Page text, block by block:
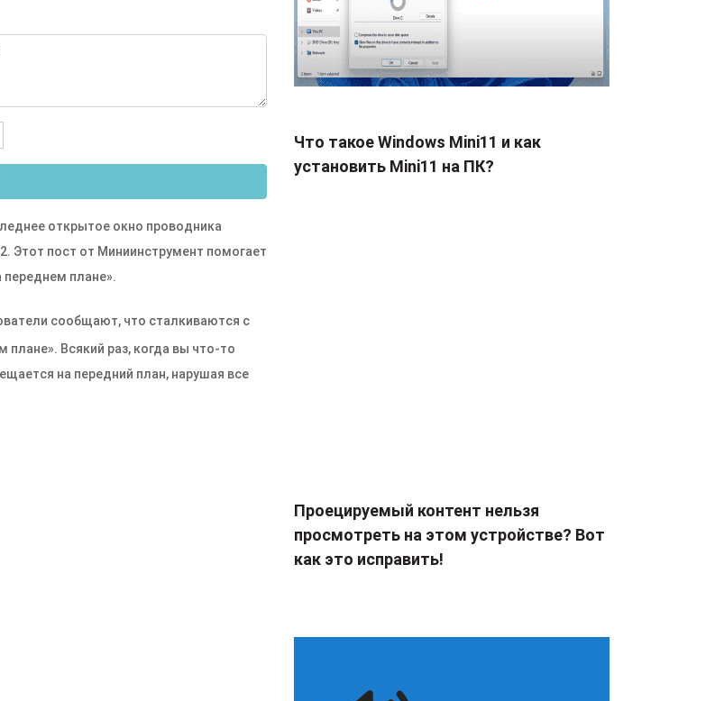
открытое окно проводника
Этот пост от Миниинструмент помогает
плане».
сообщают, что сталкиваются с
Всякий раз, когда вы что-то
на передний план, нарушая все
Что такое Windows Mini11 и как
установить Mini11 на ПК?
Проецируемый контент нельзя
просмотреть на этом устройстве? Вот
как это исправить!